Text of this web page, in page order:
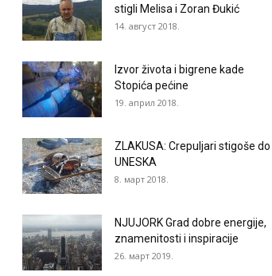
stigli Melisa i Zoran Đukić
14. август 2018.
Izvor života i bigrene kade
Stopića pećine
19. април 2018.
ZLAKUSA: Crepuljari stigoše do
UNESKA
8. март 2018.
NJUJORK Grad dobre energije,
znamenitosti i inspiracije
26. март 2019.